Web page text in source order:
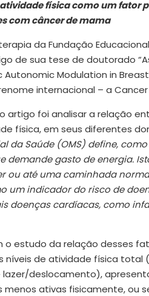
física como um fator
com câncer de mama
da Fundação
de sua tese de doutorado
Modulation in
internacional – a Cancer
artigo foi analisar a relação
física, em seus diferentes
da Saúde (OMS) define,
demande gasto de energia.
ou até uma caminhada
um indicador do risco de
doenças cardíacas, como
o estudo da relação desses
níveis de atividade física
deslocamento),
ativas fisicamente, ou